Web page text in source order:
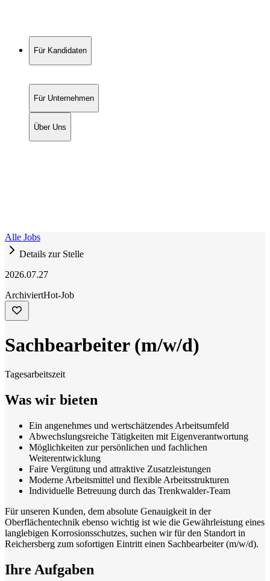
Für Kandidaten
Für Unternehmen
Über Uns
Alle Jobs
Details zur Stelle
2026.07.27
ArchiviertHot-Job
Sachbearbeiter (m/w/d)
Tagesarbeitszeit
Was wir bieten
Ein angenehmes und wertschätzendes Arbeitsumfeld
Abwechslungsreiche Tätigkeiten mit Eigenverantwortung
Möglichkeiten zur persönlichen und fachlichen
Weiterentwicklung
Faire Vergütung und attraktive Zusatzleistungen
Moderne Arbeitsmittel und flexible Arbeitsstrukturen
Individuelle Betreuung durch das Trenkwalder-Team
Für unseren Kunden, dem absolute Genauigkeit in der
Oberflächentechnik ebenso wichtig ist wie die Gewährleistung eines
langlebigen Korrosionsschutzes, suchen wir für den Standort in
Reichersberg zum sofortigen Eintritt einen Sachbearbeiter (m/w/d).
Ihre Aufgaben